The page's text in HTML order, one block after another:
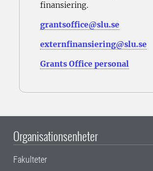
finansiering.
grantsoffice@slu.se
externfinansiering@slu.se
Grants Office personal
Organisationsenheter
Fakulteter